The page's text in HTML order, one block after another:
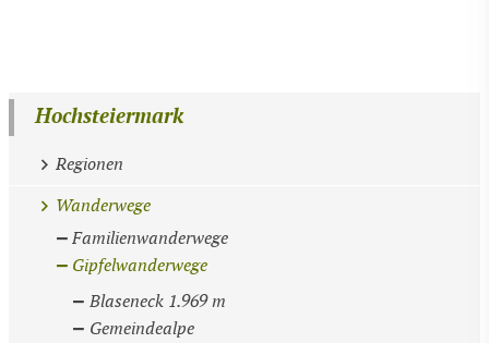
Hochsteiermark
Regionen
Wanderwege
Familienwanderwege
Gipfelwanderwege
Blaseneck 1.969 m
Gemeindealpe